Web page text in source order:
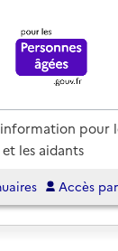
pour
et les aidants
Accès